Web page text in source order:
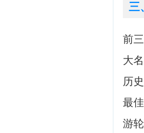
三
前
大
历
最
游